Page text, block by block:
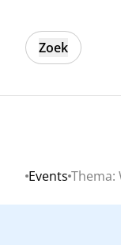
Zoek
Home
Events Thema: